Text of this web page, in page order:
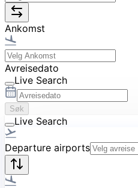
Ankomst
Avreisedato
Live Search
Søk
Live Search
Departure airports